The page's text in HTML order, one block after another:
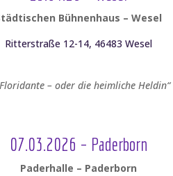
Bühnenhaus – Wesel
Ritterstraße 12-14, 46483 Wesel
– oder die heimliche Heldin“
07.03.2026 – Paderborn
Paderhalle – Paderborn